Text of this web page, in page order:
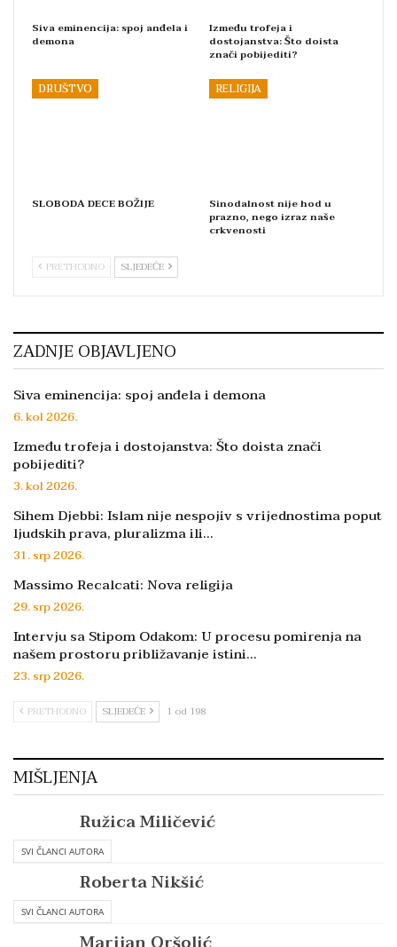
Siva eminencija: spoj anđela i
demona
Između trofeja i
dostojanstva: Što doista
znači pobijediti?
DRUŠTVO
SLOBODA DECE BOŽIJE
RELIGIJA
Sinodalnost nije hod u
prazno, nego izraz naše
crkvenosti
PRETHODNO SLJEDEĆE
ZADNJE OBJAVLJENO
Siva eminencija: spoj anđela i demona
6. kol 2026.
Između trofeja i dostojanstva: Što doista znači
pobijediti?
3. kol 2026.
Sihem Djebbi: Islam nije nespojiv s vrijednostima poput
ljudskih prava, pluralizma ili…
31. srp 2026.
Massimo Recalcati: Nova religija
29. srp 2026.
Intervju sa Stipom Odakom: U procesu pomirenja na
našem prostoru približavanje istini…
23. srp 2026.
PRETHODNO SLJEDEĆE 1 od 198
MIŠLJENJA
Ružica Miličević
SVI ČLANCI AUTORA
Roberta Nikšić
SVI ČLANCI AUTORA